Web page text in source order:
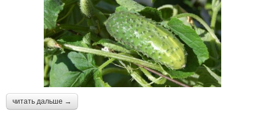
читать дальше →